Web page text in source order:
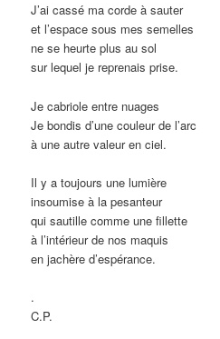
J’ai cassé ma corde à sauter
et l’espace sous mes semelles
ne se heurte plus au sol
sur lequel je reprenais prise.
Je cabriole entre nuages
Je bondis d’une couleur de l’arc
à une autre valeur en ciel.
Il y a toujours une lumière
insoumise à la pesanteur
qui sautille comme une fillette
à l’intérieur de nos maquis
en jachère d’espérance.
.
C.P.